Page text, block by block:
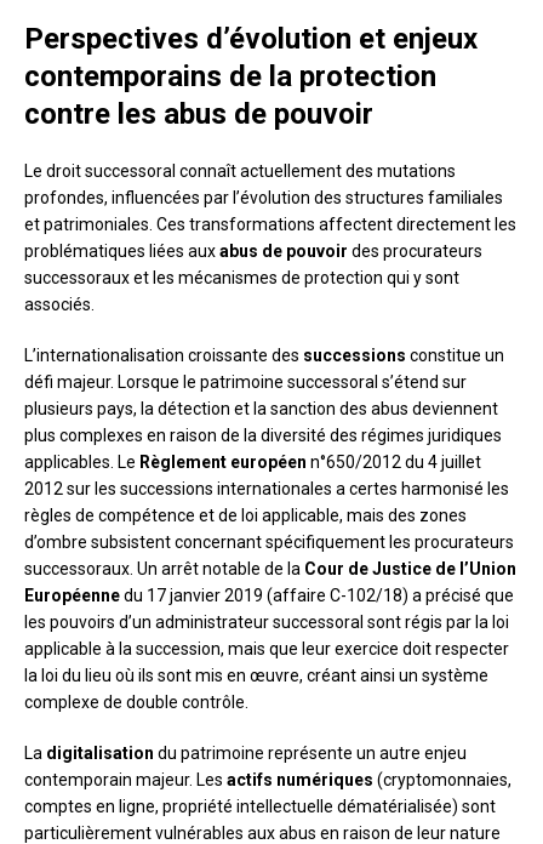
Perspectives d’évolution et enjeux
contemporains de la protection
contre les abus de pouvoir
Le droit successoral connaît actuellement des mutations
profondes, influencées par l’évolution des structures familiales
et patrimoniales. Ces transformations affectent directement les
problématiques liées auxabus de pouvoir des procurateurs
successoraux et les mécanismes de protection qui y sont
associés.
L’internationalisation croissante des successions constitue un
défi majeur. Lorsque le patrimoine successoral s’étend sur
plusieurs pays, la détection et la sanction des abus deviennent
plus complexes en raison de la diversité des régimes juridiques
applicables. Le Règlement européen n°650/2012 du 4 juillet
2012 sur les successions internationales a certes harmonisé les
règles de compétence et de loi applicable, mais des zones
d’ombre subsistent concernant spécifiquement les procurateurs
successoraux. Un arrêt notable de la Cour de Justice de l’Union
Européennedu 17 janvier 2019 (affaire C-102/18) a précisé que
les pouvoirs d’un administrateur successoral sont régis par la loi
applicable à la succession, mais que leur exercice doit respecter
la loi du lieu où ils sont mis en œuvre, créant ainsi un système
complexe de double contrôle.
La digitalisation du patrimoine représente un autre enjeu
contemporain majeur. Les actifs numériques (cryptomonnaies,
comptes en ligne, propriété intellectuelle dématérialisée) sont
particulièrement vulnérables aux abus en raison de leur nature